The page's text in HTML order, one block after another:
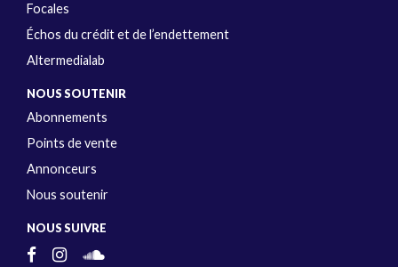
Focales
Échos du crédit et de l’endettement
Altermedialab
NOUS SOUTENIR
Abonnements
Points de vente
Annonceurs
Nous soutenir
NOUS SUIVRE